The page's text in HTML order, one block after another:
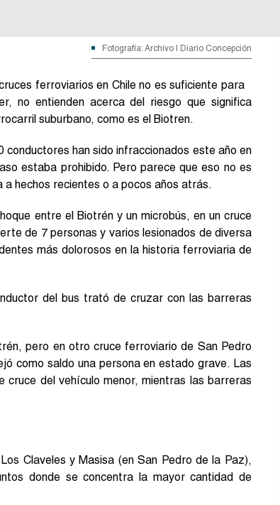
Fotografía: Archivo | Diario Concepción
ferroviarios en Chile no es suficiente para
no entienden acerca del riesgo que significa
suburbano, como es el Biotren.
han sido infraccionados este año en
estaba prohibido. Pero parece que eso no es
hechos recientes o a pocos años atrás.
entre el Biotrén y un microbús, en un cruce
de 7 personas y varios lesionados de diversa
más dolorosos en la historia ferroviaria de
del bus trató de cruzar con las barreras
pero en otro cruce ferroviario de San Pedro
como saldo una persona en estado grave. Las
cruce del vehículo menor, mientras las barreras
Claveles y Masisa (en San Pedro de la Paz),
donde se concentra la mayor cantidad de